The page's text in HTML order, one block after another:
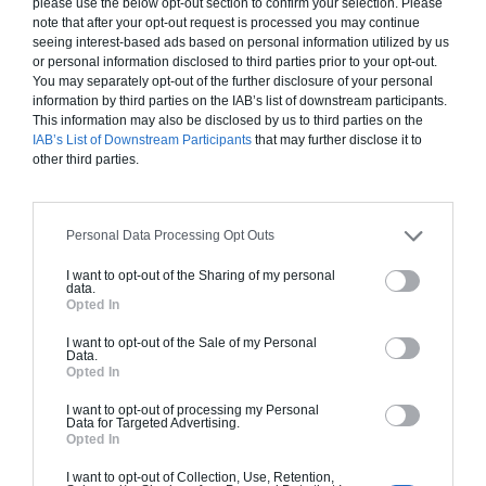
note that after your opt-out request is processed you may continue
seeing interest-based ads based on personal information utilized by us
or personal information disclosed to third parties prior to your opt-out.
You may separately opt-out of the further disclosure of your personal
information by third parties on the IAB’s list of downstream participants.
This information may also be disclosed by us to third parties on the
IAB’s List of Downstream Participants that may further disclose it to
other third parties.
Personal Data Processing Opt Outs
I want to opt-out of the Sharing of my personal
data.
Opted In
I want to opt-out of the Sale of my Personal
Data.
Opted In
I want to opt-out of processing my Personal
Data for Targeted Advertising.
Opted In
I want to opt-out of Collection, Use, Retention,
L’ÉCO-PRÊT À TAUX ZÉRO (ÉCO-PTZ)
L’éco-prêt à taux zéro
(éco-PTZ) est un prêt sans intérêt
accordé par les établissements bancaires pour financer des
travaux de rénovation énergétique, dont le ravalement de
façades. En effet, de par ses actions isolantes, ces travaux de
vous devez respecter certaines conditions. Ainsi, les